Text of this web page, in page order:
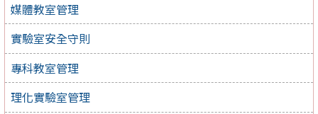
媒體教室管理
實驗室安全守則
專科教室管理
理化實驗室管理